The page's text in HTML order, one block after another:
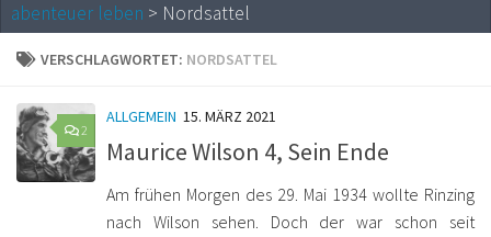
abenteuer leben > Nordsattel
VERSCHLAGWORTET: NORDSATTEL
2
ALLGEMEIN 15. MÄRZ 2021
Maurice Wilson 4, Sein Ende
Am frühen Morgen des 29. Mai 1934 wollte Rinzing
nach Wilson sehen. Doch der war schon seit